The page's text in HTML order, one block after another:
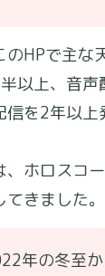
のHPで主な
以上、音声
信を2年以上
、ホロスコ
きました。
年の冬至